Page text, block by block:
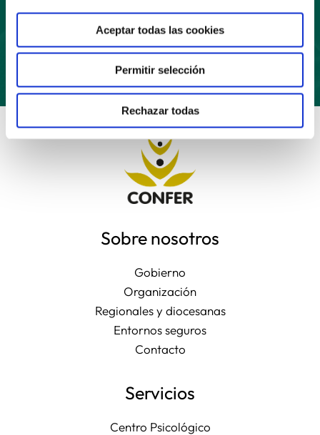
Aceptar todas las cookies
Permitir selección
Rechazar todas
Suscríbete
Sobre nosotros
Gobierno
Organización
Regionales y diocesanas
Entornos seguros
Contacto
Servicios
Centro Psicológico